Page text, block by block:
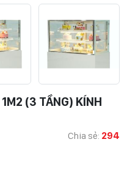
(3 TẦNG) KÍNH
Chia sẻ: 294